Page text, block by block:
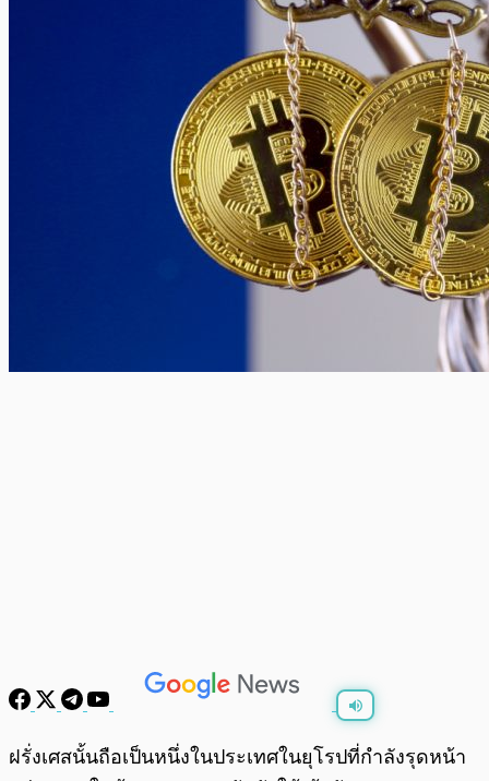
พร้อมเล่น 0:00/
ฝรั่งเศสนั้นถือเป็นหนึ่งในประเทศในยุโรปที่กำลังรุดหน้า